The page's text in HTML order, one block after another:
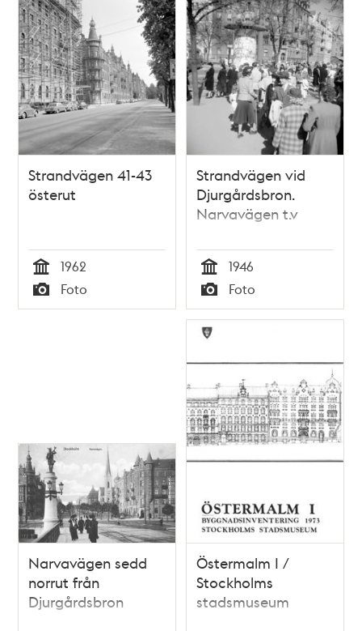
Strandvägen 41-43
österut
Tid
1962
Typ
Foto
Strandvägen vid
Djurgårdsbron.
Narvavägen t.v
Tid
1946
Typ
Foto
Narvavägen sedd
norrut från
Djurgårdsbron
Östermalm I /
Stockholms
stadsmuseum